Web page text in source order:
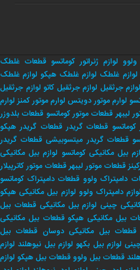
ولوو لوازم ژنراتور کوماتسو قطعات غلطک
لوازم غلطک لوازم غلطک هپکو لوازم غلطک
لوازم جرثقیل لوازم جرثقیل کاتو لوازم جرثقیل
لوارم موتور دویتس لوارم موتور کمنز لوارم
لیبهر قطعات موتور کوماتسو قطعات بلدوزر
کوماتسو قطعات گریدر قطعات گریدر هپکو
قطعات گریدر میتسوبیشی قطعات گریدر
بیل مکانیکی کوماتسو لوازم بیل مکانیکی
قطعات موتور لیبهرقطعات موتور کاترپیلار
دامپتراک ولوو قطعات دامپتراک کوماتسو
لوازم دامپتراک ولوو لوازم بیل مکانیکی هپکو
چینی لوازم بیل مکانیکی قطعات بیل
بیل مکانیکی هپکو قطعات بیل مکانیکی
قطعات بیل مکانیکی دوسان قطعات بیل
لوازم بیل بکهو لوازم بیل نیوهلند لوازم
قطعات بیل ولووقطعات بیل هپکو لوازم